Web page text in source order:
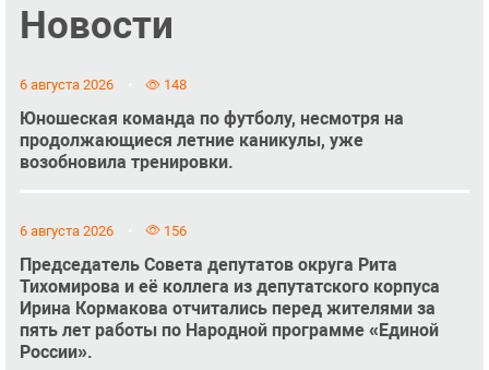
Новости
6 августа 2026 148
Юношеская команда по футболу, несмотря на
продолжающиеся летние каникулы, уже
возобновила тренировки.
6 августа 2026 156
Председатель Совета депутатов округа Рита
Тихомирова и её коллега из депутатского корпуса
Ирина Кормакова отчитались перед жителями за
пять лет работы по Народной программе «Единой
России».